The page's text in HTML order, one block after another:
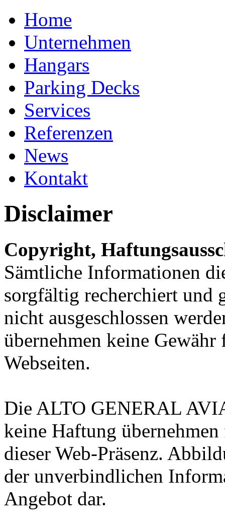
Home
Unternehmen
Hangars
Parking Decks
Services
Referenzen
News
Kontakt
Disclaimer
Copyright,
Sämtliche Informationen
sorgfältig recherchiert und
nicht ausgeschlossen
übernehmen keine
Webseiten.
Die ALTO GENERAL
keine Haftung
dieser Web-Präsenz.
der unverbindlichen
Angebot dar.